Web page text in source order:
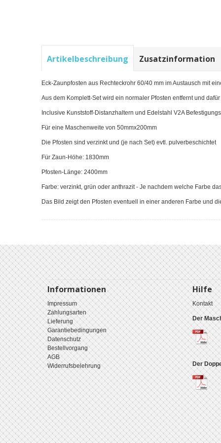
Artikelbeschreibung Zusatzinformation
Eck-Zaunpfosten aus Rechteckrohr 60/40 mm im Austausch mit
Aus dem Komplett-Set wird ein normaler Pfosten entfernt und
Inclusive Kunststoff-Distanzhaltern und Edelstahl V2A
Für eine Maschenweite von 50mmx200mm
Die Pfosten sind verzinkt und (je nach Set) evtl. pulverbeschichtet
Für Zaun-Höhe: 1830mm
Pfosten-Länge: 2400mm
Farbe: verzinkt, grün oder anthrazit - Je nachdem welche Farbe
Das Bild zeigt den Pfosten eventuell in einer anderen Farbe und
Informationen
Impressum
Zahlungsarten
Lieferung
Garantiebedingungen
Datenschutz
Bestellvorgang
AGB
Widerrufsbelehrung
Hilfe
Kontakt
Der
Der